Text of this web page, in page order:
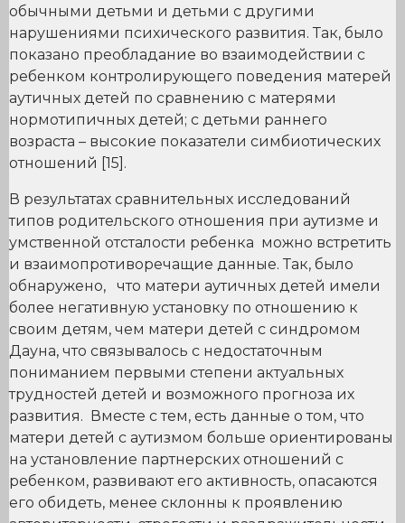
обычными детьми и детьми с другими
нарушениями психического развития. Так, было
показано преобладание во взаимодействии с
ребенком контролирующего поведения матерей
аутичных детей по сравнению с матерями
нормотипичных детей; с детьми раннего
возраста – высокие показатели симбиотических
отношений [15].
В результатах сравнительных исследований
типов родительского отношения при аутизме и
умственной отсталости ребенка можно встретить
и взаимопротиворечащие данные. Так, было
обнаружено, что матери аутичных детей имели
более негативную установку по отношению к
своим детям, чем матери детей с синдромом
Дауна, что связывалось с недостаточным
пониманием первыми степени актуальных
трудностей детей и возможного прогноза их
развития. Вместе с тем, есть данные о том, что
матери детей с аутизмом больше ориентированы
на установление партнерских отношений с
ребенком, развивают его активность, опасаются
его обидеть, менее склонны к проявлению